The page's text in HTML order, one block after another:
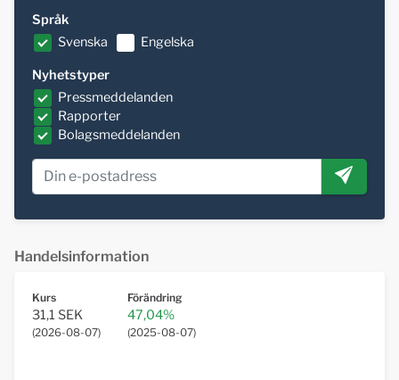
Språk
Svenska
Engelska
Nyhetstyper
Pressmeddelanden
Rapporter
Bolagsmeddelanden
Handelsinformation
Kurs
31,1 SEK
(2026-08-07)
Förändring
47,04%
(2025-08-07)